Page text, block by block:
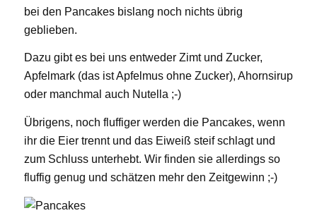
bei den Pancakes bislang noch nichts übrig
geblieben.
Dazu gibt es bei uns entweder Zimt und Zucker,
Apfelmark (das ist Apfelmus ohne Zucker), Ahornsirup
oder manchmal auch Nutella ;-)
Übrigens, noch fluffiger werden die Pancakes, wenn
ihr die Eier trennt und das Eiweiß steif schlagt und
zum Schluss unterhebt. Wir finden sie allerdings so
fluffig genug und schätzen mehr den Zeitgewinn ;-)